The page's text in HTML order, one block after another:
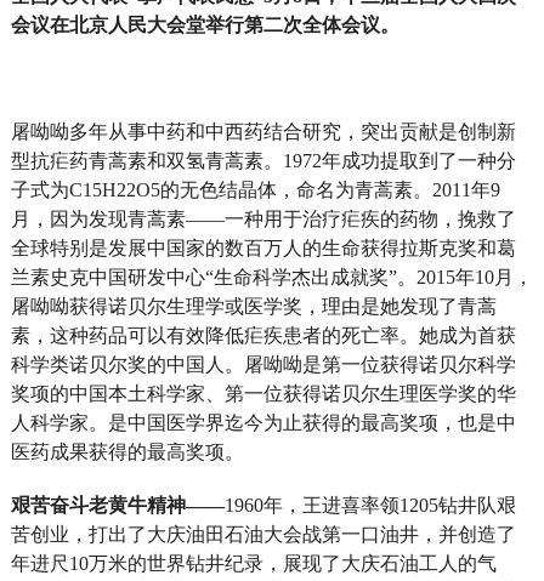
会议在北京人民大会堂举行第二次全体会议。
屠呦呦多年从事中药和中西药结合研究，突出贡献是创制新
型抗疟药青蒿素和双氢青蒿素。1972年成功提取到了一种分
子式为C15H22O5的无色结晶体，命名为青蒿素。2011年9
月，因为发现青蒿素——一种用于治疗疟疾的药物，挽救了
全球特别是发展中国家的数百万人的生命获得拉斯克奖和葛
兰素史克中国研发中心“生命科学杰出成就奖”。2015年10月，
屠呦呦获得诺贝尔生理学或医学奖，理由是她发现了青蒿
素，这种药品可以有效降低疟疾患者的死亡率。她成为首获
科学类诺贝尔奖的中国人。屠呦呦是第一位获得诺贝尔科学
奖项的中国本土科学家、第一位获得诺贝尔生理医学奖的华
人科学家。是中国医学界迄今为止获得的最高奖项，也是中
医药成果获得的最高奖项。
艰苦奋斗老黄牛精神——1960年，王进喜率领1205钻井队艰
苦创业，打出了大庆油田石油大会战第一口油井，并创造了
年进尺10万米的世界钻井纪录，展现了大庆石油工人的气